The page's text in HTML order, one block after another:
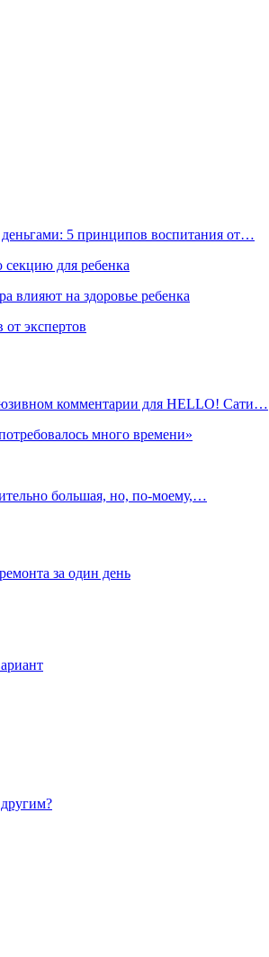
деньгами: 5 принципов воспитания от…
для ребенка
влияют на здоровье ребенка
от экспертов
комментарии для HELLO! Сати…
много времени»
большая, но, по‑моему,…
за один день